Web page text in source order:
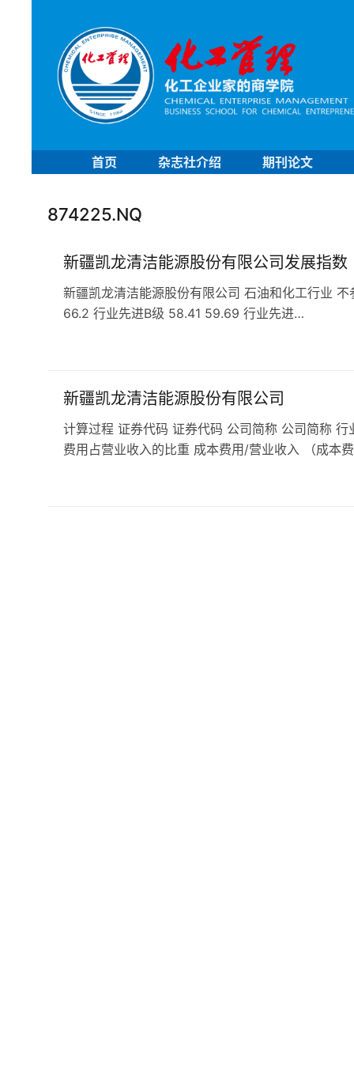
首页 杂志社介绍 期刊论文
874225.NQ
新疆凯龙清洁能源股份有限公司发展指数
新疆凯龙清洁能源股份有限公司 石油和化工行业
66.2 行业先进B级 58.41 59.69 行业先进…
新疆凯龙清洁能源股份有限公司
计算过程 证券代码 证券代码 公司简称 公司简称
费用占营业收入的比重 成本费用/营业收入 （成本